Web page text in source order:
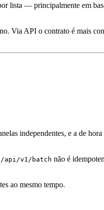
lista — principalmente em
Via API o contrato é mais
independentes, e a de
/api/v1/batch não é
ao mesmo tempo.